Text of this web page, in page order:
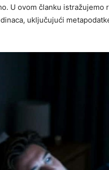
U ovom članku istražujemo
uključujući